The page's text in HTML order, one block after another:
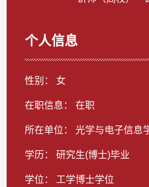
个人信息
性别： 女
在职信息： 在职
所在单位： 光学与电子信息
学历： 研究生(博士)毕业
学位： 工学博士学位